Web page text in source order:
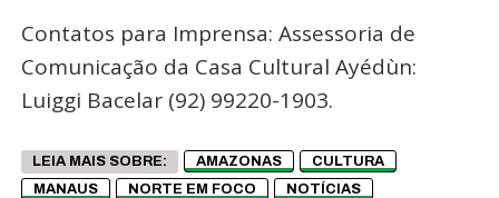
Contatos para Imprensa: Assessoria de
Comunicação da Casa Cultural Ayédùn:
Luiggi Bacelar (92) 99220-1903.
LEIA MAIS SOBRE: AMAZONAS
CULTURA
MANAUS
NORTE EM FOCO NOTÍCIAS